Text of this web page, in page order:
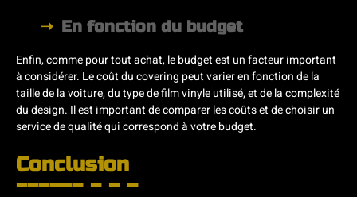
En fonction du budget
Enfin, comme pour tout achat, le budget est un facteur important
à considérer. Le coût du covering peut varier en fonction de la
taille de la voiture, du type de film vinyle utilisé, et de la complexité
du design. Il est important de comparer les coûts et de choisir un
service de qualité qui correspond à votre budget.
Conclusion